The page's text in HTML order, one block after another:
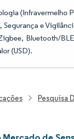
(Infravermelho
e
Bluetooth/
(USD).
Pesquisa